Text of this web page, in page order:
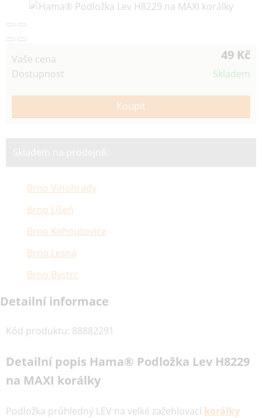
Vaše cena 49 Kč
Dostupnost Skladem
Brno Vinohrady
Brno Líšeň
Brno Kohoutovice
Brno Lesná
Brno Bystrc
Detailní informace
Kód produktu: 88882291
Detailní popis Hama® Podložka Lev H8229
na MAXI korálky
Podložka průhledný LEV na velké zažehlovací korálky